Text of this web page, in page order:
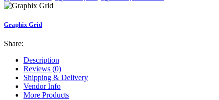
Graphix Grid
Share:
Description
Reviews (0)
Shipping & Delivery
Vendor Info
More Products